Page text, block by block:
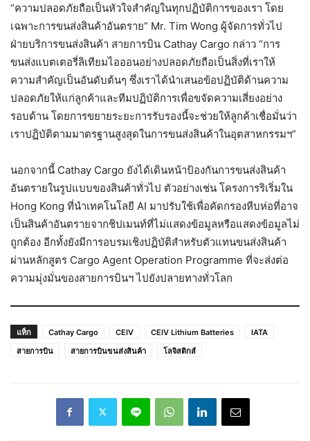
“ความปลอดภัยถือเป็นหัวใจสำคัญในทุกปฏิบัติการของเรา โดย
เฉพาะการขนส่งสินค้าอันตราย” Mr. Tim Wong ผู้จัดการทั่วไป
ฝ่ายบริการขนส่งสินค้า สายการบิน Cathay Cargo กล่าว “การ
ขนส่งแบตเตอรี่ลิเทียมไอออนอย่างปลอดภัยถือเป็นสิ่งที่เราให้
ความสำคัญเป็นอันดับต้นๆ ซึ่งเราได้นำเสนอข้อปฏิบัติด้านความ
ปลอดภัยให้แก่ลูกค้าและทีมปฏิบัติการเพื่อขจัดความเสี่ยงอย่าง
รอบด้าน โดยการขยายระยะการรับรองนี้จะช่วยให้ลูกค้าเชื่อมั่นว่า
เราปฏิบัติตามมาตรฐานสูงสุดในการขนส่งสินค้าในอุตสาหกรรมฯ”
นอกจากนี้ Cathay Cargo ยังได้เดินหน้าป้องกันการขนส่งสินค้า
อันตรายในรูปแบบของสินค้าทั่วไป ตัวอย่างเช่น โครงการริเริ่มใน
Hong Kong ที่นำเทคโนโลยี AI มาปรับใช้เพื่อคัดกรองหีบห่อที่อาจ
เป็นสินค้าอันตรายจากชิปเมนท์ที่ไม่แสดงข้อมูลหรือแสดงข้อมูลไม่
ถูกต้อง อีกทั้งยังมีการอบรมเชิงปฏิบัติสำหรับตัวแทนขนส่งสินค้า
ผ่านหลักสูตร Cargo Agent Operation Programme ที่จะส่งต่อ
ความมุ่งมั่นของสายการบินฯ ไปยังปลายทางทั่วโลก
แท็ก Cathay Cargo CEIV CEIV Lithium Batteries
IATA
สายการบิน
สายการบินขนส่งสินค้า โลจิสติกส์